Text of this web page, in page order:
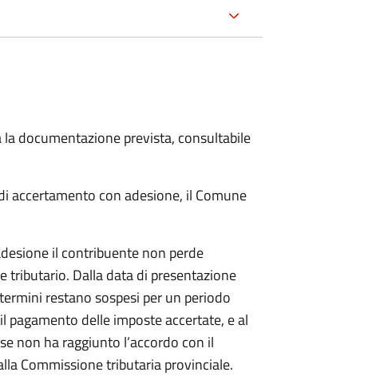
documentazione prevista, consultabile
accertamento con adesione, il Comune
il contribuente non perde
tributario. Dalla data di presentazione
restano sospesi per un periodo
pagamento delle imposte accertate, e al
non ha raggiunto l’accordo con il
Commissione tributaria provinciale.